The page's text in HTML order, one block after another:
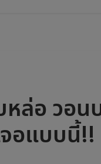
หล่อ วอ
จอแบบนี้!!